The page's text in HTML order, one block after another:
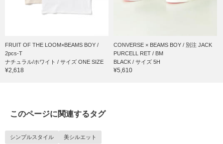
FRUIT OF THE LOOM×BEAMS BOY /
2pcs-T
ナチュラル/ホワイト / サイズ ONE SIZE
¥2,618
CONVERSE × BEAMS BOY / 別注 JACK
PURCELL RET / BM
BLACK / サイズ 5H
¥5,610
このページに関連するタグ
シンプルスタイル 美シルエット